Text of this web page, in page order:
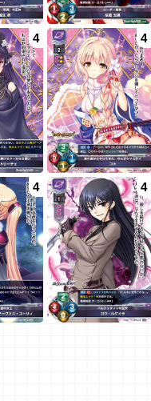
4 4
4 4